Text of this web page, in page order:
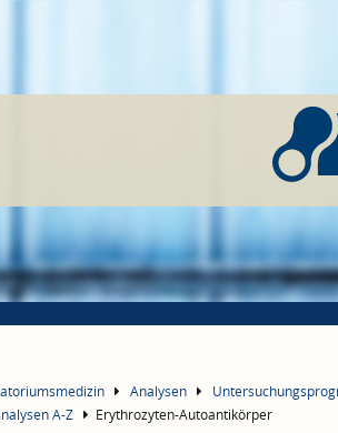
Analysen
A-Z Erythrozyten-Autoantikörper